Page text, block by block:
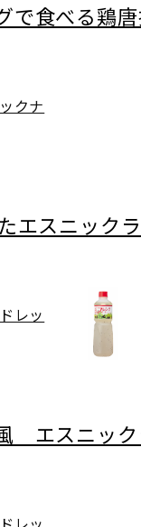
で食べる鶏
クナ
エスニック
レッ
エスニック